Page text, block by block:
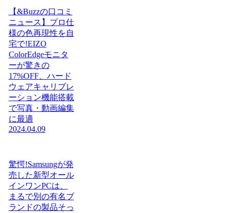
【&Buzzの口コミ
ニュース】プロ仕
様の色再現性を自
宅で!EIZO
ColorEdgeモニタ
ーが驚きの
17%OFF、ハード
ウェアキャリブレ
ーション機能搭載
で写真・動画編集
に最適
2024.04.09
驚愕!Samsungが発
売した新型オール
インワンPCは、
まるで別の有名ブ
ランドの製品そっ